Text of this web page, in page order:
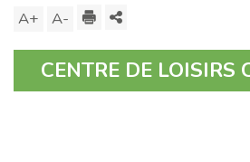
A+ Augmenter
taille
du
A- Diminuer
taille
du
Imprimer
contenu
CENTRE DE LOISIRS